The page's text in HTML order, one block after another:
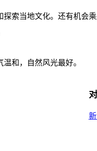
索当地文化。还有机会乘
和，自然风光最好。